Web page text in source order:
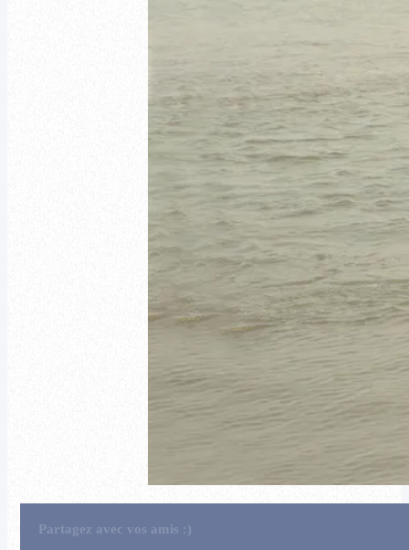
Partagez avec vos amis :)